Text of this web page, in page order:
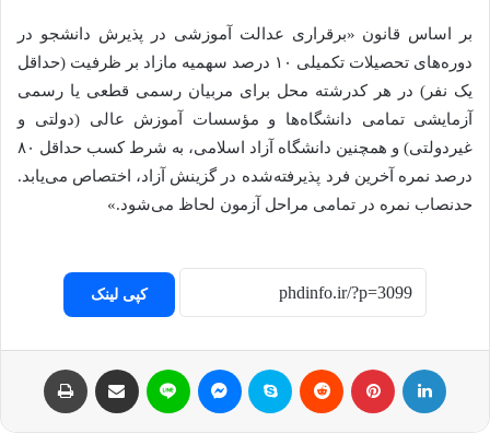
بر اساس قانون «برقراری عدالت آموزشی در پذیرش دانشجو در
دوره‌های تحصیلات تکمیلی ۱۰ درصد سهمیه مازاد بر ظرفیت (حداقل
یک نفر) در هر کدرشته محل برای مربیان رسمی قطعی یا رسمی
آزمایشی تمامی دانشگاه‌ها و مؤسسات آموزش عالی (دولتی و
غیردولتی) و همچنین دانشگاه آزاد اسلامی، به شرط کسب حداقل ۸۰
درصد نمره آخرین فرد پذیرفته‌شده در گزینش آزاد، اختصاص می‌یابد.
حدنصاب نمره در تمامی مراحل آزمون لحاظ می‌شود.»
کپی لینک